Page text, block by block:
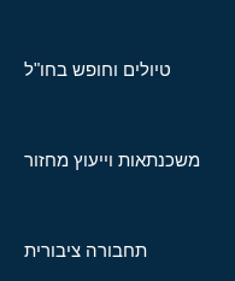
טיולים וחופש בחו"ל
משכנתאות וייעוץ מחזור
תחבורה ציבורית